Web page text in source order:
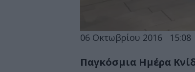
06 Οκτωβρίου 2016 15:08
Παγκόσμια Ημέρα